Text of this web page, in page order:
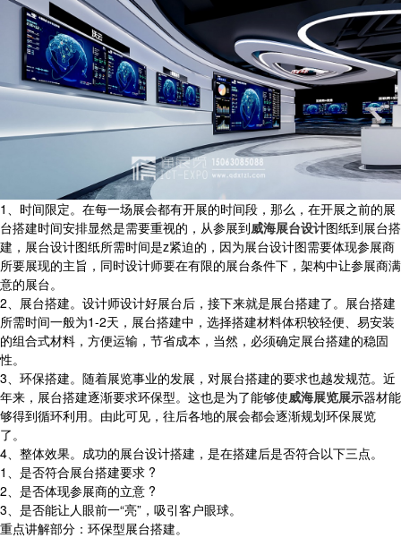
1、时间限定。在每一场展会都有开展的时间段，那么，在开展之前的展
台搭建时间安排显然是需要重视的，从参展到威海展台设计图纸到展台搭
建，展台设计图纸所需时间是z紧迫的，因为展台设计图需要体现参展商
所要展现的主旨，同时设计师要在有限的展台条件下，架构中让参展商满
意的展台。
2、展台搭建。设计师设计好展台后，接下来就是展台搭建了。展台搭建
所需时间一般为1-2天，展台搭建中，选择搭建材料体积较轻便、易安装
的组合式材料，方便运输，节省成本，当然，必须确定展台搭建的稳固
性。
3、环保搭建。随着展览事业的发展，对展台搭建的要求也越发规范。近
年来，展台搭建逐渐要求环保型。这也是为了能够使威海展览展示器材能
够得到循环利用。由此可见，往后各地的展会都会逐渐规划环保展览
了。
4、整体效果。成功的展台设计搭建，是在搭建后是否符合以下三点。
1、是否符合展台搭建要求 ?
2、是否体现参展商的立意 ?
3、是否能让人眼前一“亮”，吸引客户眼球。
重点讲解部分：环保型展台搭建。